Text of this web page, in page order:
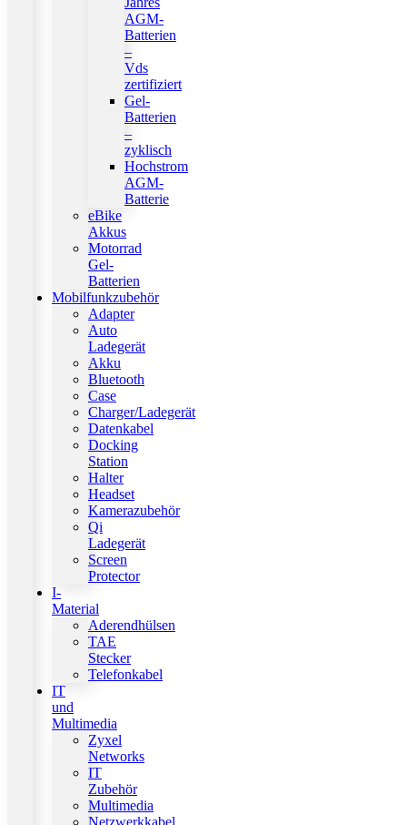
AGM-
Batterien
–
Vds
zertifiziert
Gel-
Batterien
–
zyklisch
Hochstrom
AGM-
Batterie
eBike
Akkus
Motorrad
Gel-
Batterien
Mobilfunkzubehör
Adapter
Auto
Ladegerät
Akku
Bluetooth
Case
Charger/Ladegerät
Datenkabel
Docking
Station
Halter
Headset
Kamerazubehör
Qi
Ladegerät
Screen
Protector
I-
Material
Aderendhülsen
TAE
Stecker
Telefonkabel
IT
und
Multimedia
Zyxel
Networks
IT
Zubehör
Multimedia
Netzwerkkabel